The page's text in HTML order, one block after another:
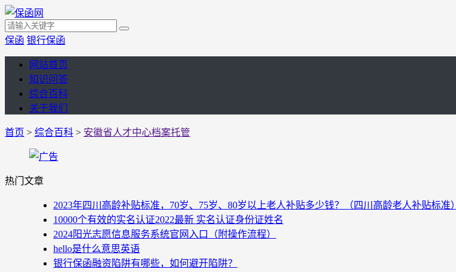
保函 银行保函
网站首页
知识问答
综合百科
关于我们
首页 > 综合百科 > 安徽省人才中心档案托管
热门文章
2023年四川高龄补贴标准，70岁、75岁、80岁以上老人补贴多少钱？（四川高龄老人补贴标准）
10000个有效的实名认证2022最新 实名认证身份证姓名
2024阳光志愿信息服务系统官网入口（附操作流程）
hello是什么意思英语
银行保函融资陷阱有哪些，如何避开陷阱？